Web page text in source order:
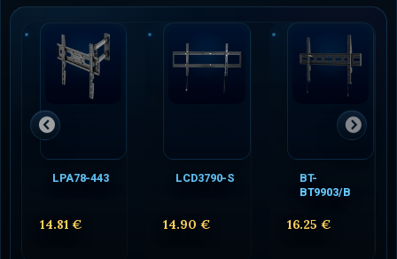
LPA78-443
14.81 €
LCD3790-S
14.90 €
BT-
BT9903/B
16.25 €